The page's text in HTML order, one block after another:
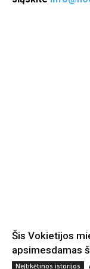
Šis Vokietijos
apsimesdamas
Neįtikėtinos istorijos